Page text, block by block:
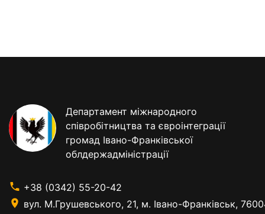
Департамент міжнародного
співробітництва та євроінтеграції
громад Івано-Франківської
облдержадміністрації
+38 (0342) 55-20-42
вул. М.Грушевського, 21, м. Івано-Франківськ,